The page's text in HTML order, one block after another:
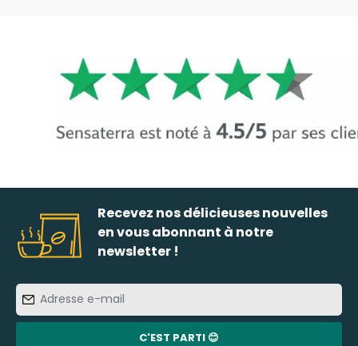
Recevez nos délicieuses nouvelles
en vous abonnant à notre
newsletter !
e-
mail
C'EST PARTI 😊